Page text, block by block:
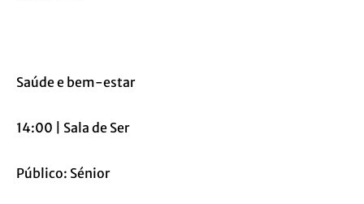
Saúde e bem-estar
14:00 | Sala de Ser
Público: Sénior